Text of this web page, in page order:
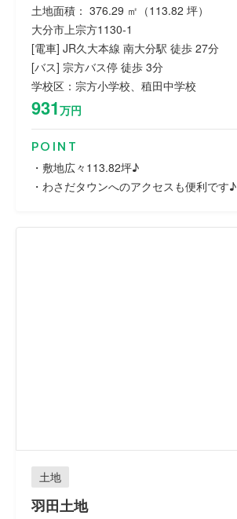
土地面積： 376.29 ㎡（113.82 坪）
大分市上宗方1130-1
[電車] JR久大本線 南大分駅 徒歩 27分
[バス] 宗方バス停 徒歩 3分
学校区：宗方小学校、稙田中学校
931万円
POINT
・敷地広々113.82坪♪
・わさだタウンへのアクセスも便利です♪
土地
羽田土地